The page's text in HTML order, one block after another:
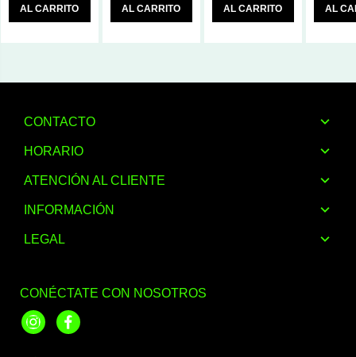
AL CARRITO
AL CARRITO
AL CARRITO
AL
CONTACTO
HORARIO
ATENCIÓN AL CLIENTE
INFORMACIÓN
LEGAL
CONÉCTATE CON NOSOTROS
InstagramFacebook